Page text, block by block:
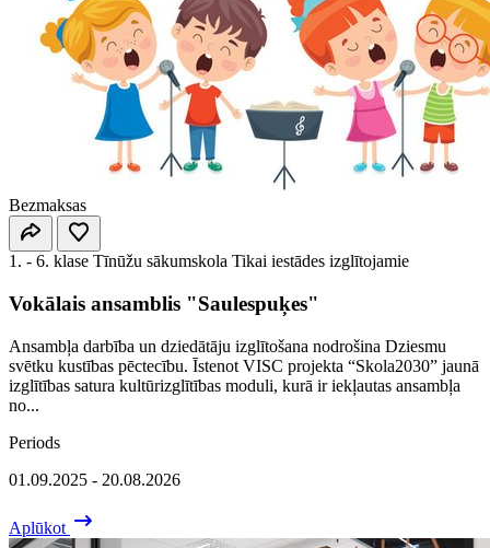
Bezmaksas
1. - 6. klase Tīnūžu sākumskola Tikai iestādes izglītojamie
Vokālais ansamblis "Saulespuķes"
Ansambļa darbība un dziedātāju izglītošana nodrošina Dziesmu
svētku kustības pēctecību. Īstenot VISC projekta “Skola2030” jaunā
izglītības satura kultūrizglītības moduli, kurā ir iekļautas ansambļa
no...
Periods
01.09.2025 - 20.08.2026
Aplūkot